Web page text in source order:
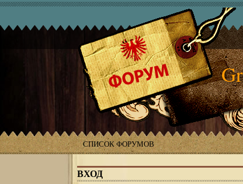
СПИСОК ФОРУМОВ
ВХОД